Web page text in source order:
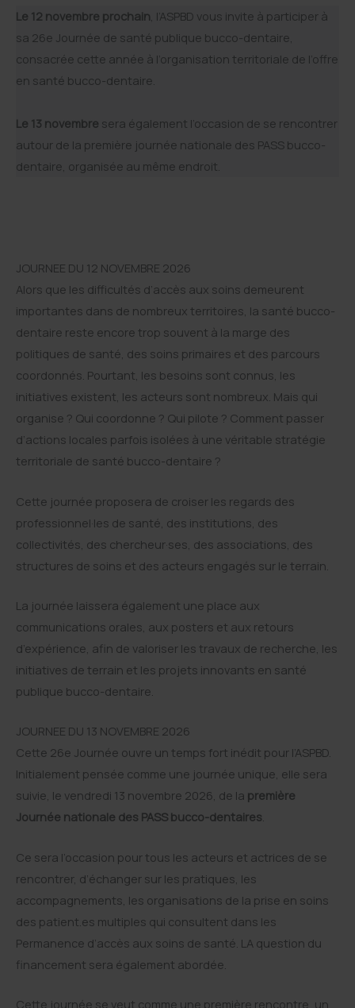
Le 12 novembre prochain, l’ASPBD vous invite à participer à
sa 26e Journée de santé publique bucco-dentaire,
consacrée cette année à l’organisation territoriale de l’offre
en santé bucco-dentaire.
Le 13 novembre sera également l’occasion de se rencontrer
autour de la première journée nationale des PASS bucco-
dentaire, organisée au même endroit.
JOURNEE DU 12 NOVEMBRE 2026
Alors que les difficultés d’accès aux soins demeurent
importantes dans de nombreux territoires, la santé bucco-
dentaire reste encore trop souvent à la marge des
politiques de santé, des soins primaires et des parcours
coordonnés. Pourtant, les besoins sont connus, les
initiatives existent, les acteurs sont nombreux. Mais qui
organise ? Qui coordonne ? Qui pilote ? Comment passer
d’actions locales parfois isolées à une véritable stratégie
territoriale de santé bucco-dentaire ?
Cette journée proposera de croiser les regards des
professionnel·les de santé, des institutions, des
collectivités, des chercheur·ses, des associations, des
structures de soins et des acteurs engagés sur le terrain.
La journée laissera également une place aux
communications orales, aux posters et aux retours
d’expérience, afin de valoriser les travaux de recherche, les
initiatives de terrain et les projets innovants en santé
publique bucco-dentaire.
JOURNEE DU 13 NOVEMBRE 2026
Cette 26e Journée ouvre un temps fort inédit pour l’ASPBD.
Initialement pensée comme une journée unique, elle sera
suivie, le vendredi 13 novembre 2026, de la première
Journée nationale des PASS bucco-dentaires.
Ce sera l’occasion pour tous les acteurs et actrices de se
rencontrer, d’échanger sur les pratiques, les
accompagnements, les organisations de la prise en soins
des patient.es multiples qui consultent dans les
Permanence d’accès aux soins de santé. LA question du
financement sera également abordée.
Cette journée se veut comme une première rencontre, un